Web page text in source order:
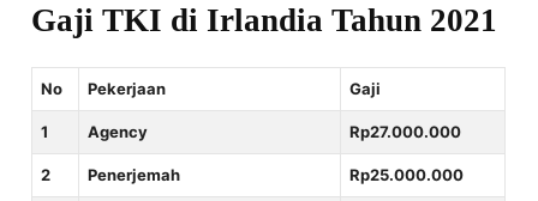
Gaji TKI di Irlandia Tahun 2021
No Pekerjaan Gaji
1 Agency Rp27.000.000
2 Penerjemah Rp25.000.000